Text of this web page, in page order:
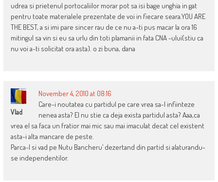
udrea si prietenul portocaliilor morar pot sa isi bage unghia in gat
pentru toate materialele prezentate de voi in fiecare seara.YOU ARE
THE BEST, a si imi pare sincer rau de ce nu a-ti pus macar la ora 16
mitingul sa vin si eu sa urlu din toti plamanii in fata CNA -ului(stiu ca
nu voi a-ti solicitat ora asta). o zi buna, dana
Vlad
November 4, 2010 at 08:16
Care-i noutatea cu partidul pe care vrea sa-l infiinteze
nenea asta? El nu stie ca deja exista partidul asta? Aaa,ca
vrea el sa faca un fratior mai mic sau mai imaculat decat cel existent
asta-i alta mancare de peste.
Parca-l si vad pe Nutu Bancheru’ dezertand din partid si alaturandu-
se independentilor.